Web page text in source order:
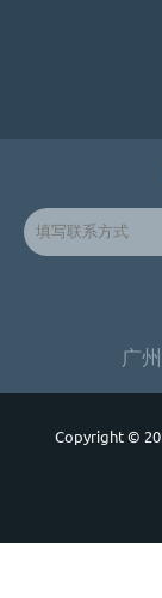
广
Copyright ©